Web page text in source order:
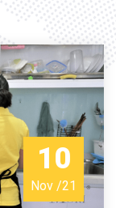
10
Nov /21